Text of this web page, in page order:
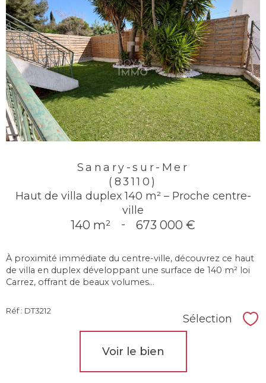
Sanary-sur-Mer
(83110)
Haut de villa duplex 140 m² – Proche centre-
ville
140 m² - 673 000 €
À proximité immédiate du centre-ville, découvrez ce haut
de villa en duplex développant une surface de 140 m² loi
Carrez, offrant de beaux volumes...
Réf : DT3212
Sélection
Voir le bien